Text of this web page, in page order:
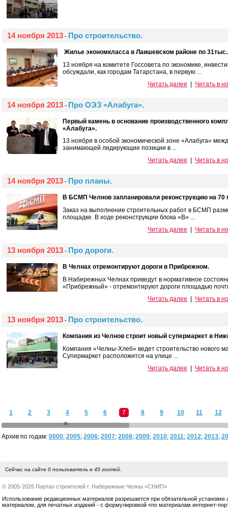
14 ноября 2013 - Про строительство.
Жилье экономкласса в Лаишевском районе по
13 ноября на комитете Госсовета по экономике,
обсуждали, как городам Татарстана, в первую ...
Читать далее
Читать в
14 ноября 2013 - Про ОЭЗ «Алабуга».
Первый камень в основание производственного
«Алабуга».
13 ноября в особой экономической зоне «Алабуга»
занимающей лидирующие позиции в ...
Читать далее
Читать в
14 ноября 2013 - Про планы.
В БСМП Челнов запланировали реконструкцию на 70
Заказ на выполнение строительных работ в БСМП
площадке. В ходе реконструкции блока «В» ...
Читать далее
Читать в
13 ноября 2013 - Про дороги.
В Челнах отремонтируют дороги в Прибрежном.
В Набережных Челнах приведут в нормативное
«Прибрежный» - отремонтируют дороги площадью
Читать далее
Читать в
13 ноября 2013 - Про строительство.
Компания из Челнов строит новый супермаркет в
Компания «Челны-Хлеб» ведет строительство нового
Супермаркет расположится на улице ...
Читать далее
Читать в
1 2 3 4 5 6 7 8 9 10 11 12
Архив по годам: 0000; 2005; 2006; 2007; 2008; 2009; 2010; 2011; 2012; 2013;
Сейчас на сайте 0 пользовательи 45 гостей.
© 2005-2026 Портал строителей г. Набережные Челны «СНИП»
Использование редакционных материалов разрешается при обязательной установке
материалом, для печатных изданий - с формулировкой «по материалам интернет-